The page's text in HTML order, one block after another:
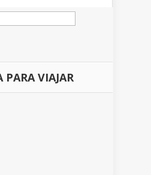
PARA VIAJAR